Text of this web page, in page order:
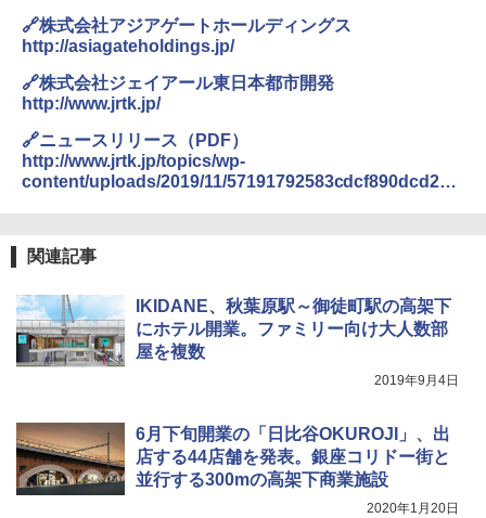
￥5,999
ーティング フルクローズ メッシュ 3-4人用
簡単設置 ポップアップテント エクルベージ
ュ(BC仕様) PATC-150B(EB)
イドプラス ブラックコーティング フルクロ
ーズ メッシュ 5人用 簡単設置 ポップアップ
テント PATCW-200B エクルベージュ
防災用品 長期保存可能 緊急時用 日本国内発
送
￥3,680
Across やわらか保冷剤 日本製 固まらない 1
1cm ソフト 2個セット (2個セット)
コンパクト iimono117 (ブルー)
￥3,180
🔗株式会社アジアゲートホールディングス
http://asiagateholdings.jp/
🔗株式会社ジェイアール東日本都市開発
http://www.jrtk.jp/
🔗ニュースリリース（PDF）
http://www.jrtk.jp/topics/wp-
content/uploads/2019/11/57191792583cdcf890dcd239
関連記事
IKIDANE、秋葉原駅～御徒町駅の高架下
にホテル開業。ファミリー向け大人数部
屋を複数
2019年9月4日
6月下旬開業の「日比谷OKUROJI」、出
店する44店舗を発表。銀座コリドー街と
並行する300mの高架下商業施設
2020年1月20日